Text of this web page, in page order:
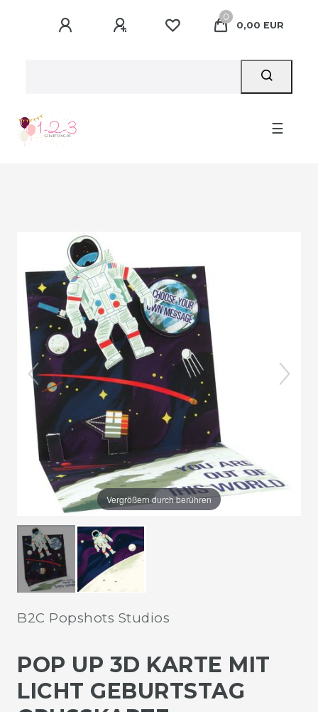
0
0,00 EUR
☰
Vergrößern durch berühren
B2C Popshots Studios
POP UP 3D KARTE MIT
LICHT GEBURTSTAG